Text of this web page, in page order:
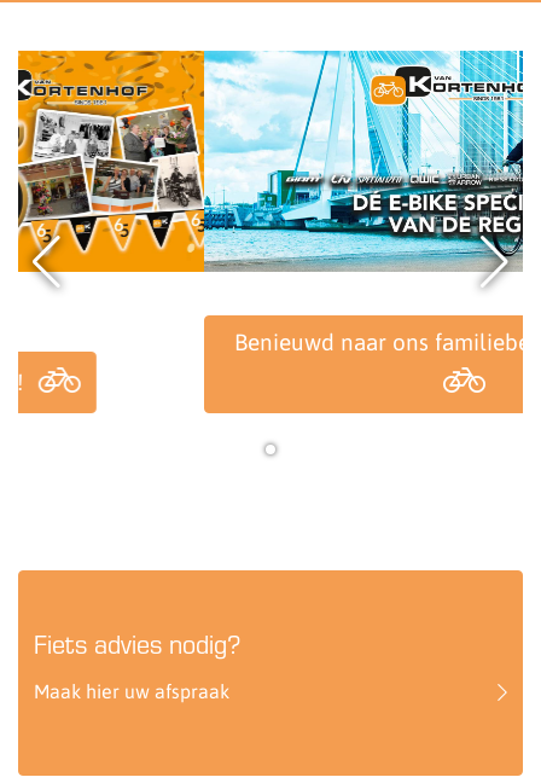
Benieuwd naar ons familiebedrijf? Klik hier!
Fiets advies nodig?
Maak hier uw afspraak